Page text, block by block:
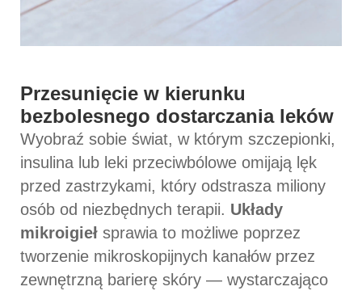
Przesunięcie w kierunku
bezbolesnego dostarczania leków
Wyobraź sobie świat, w którym szczepionki,
insulina lub leki przeciwbólowe omijają lęk
przed zastrzykami, który odstrasza miliony
osób od niezbędnych terapii. Układy
mikroigieł sprawia to możliwe poprzez
tworzenie mikroskopijnych kanałów przez
zewnętrzną barierę skóry — wystarczająco